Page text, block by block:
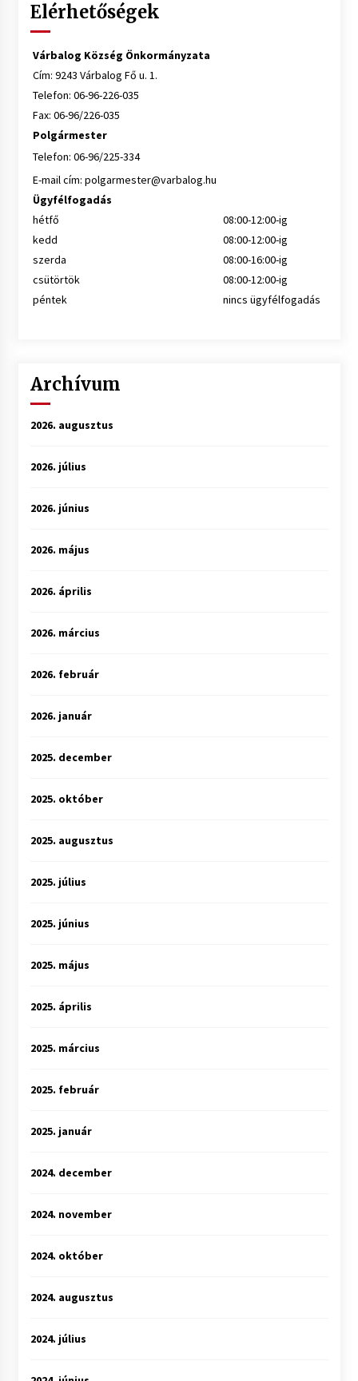
Elérhetőségek
Várbalog Község Önkormányzata
Cím: 9243 Várbalog Fő u. 1.
Telefon: 06-96-226-035
Fax: 06-96/226-035
Polgármester
Telefon: 06-96/225-334
E-mail cím: polgarmester@varbalog.hu
Ügyfélfogadás
hétfő
08:00-12:00-ig
kedd
08:00-12:00-ig
szerda
08:00-16:00-ig
csütörtök
08:00-12:00-ig
péntek
nincs ügyfélfogadás
Archívum
2026. augusztus
2026. július
2026. június
2026. május
2026. április
2026. március
2026. február
2026. január
2025. december
2025. október
2025. augusztus
2025. július
2025. június
2025. május
2025. április
2025. március
2025. február
2025. január
2024. december
2024. november
2024. október
2024. augusztus
2024. július